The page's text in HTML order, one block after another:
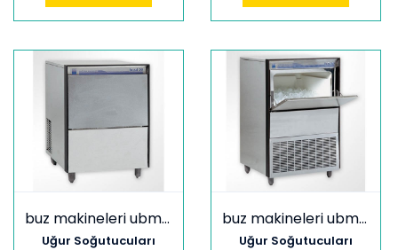
buz makineleri ubm 30
Uğur Soğutucuları
buz makineleri ubm 60
Uğur Soğutucuları